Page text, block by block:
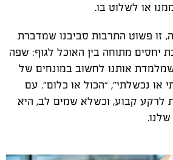
או לשלוט בו.
זו פשוט התרבות סביבנו שמדברת
יחסים מתוחה בין האוכל לגוף: שפה
אותנו לחשוב במונחים של
או נכשלתי”, “הכול או כלום”. עם
לרקע קבוע, וכשלא שמים לב, היא